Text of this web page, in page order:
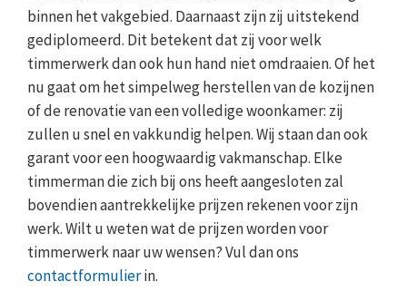
binnen het vakgebied. Daarnaast zijn zij uitstekend
gediplomeerd. Dit betekent dat zij voor welk
timmerwerk dan ook hun hand niet omdraaien. Of het
nu gaat om het simpelweg herstellen van de kozijnen
of de renovatie van een volledige woonkamer: zij
zullen u snel en vakkundig helpen. Wij staan dan ook
garant voor een hoogwaardig vakmanschap. Elke
timmerman die zich bij ons heeft aangesloten zal
bovendien aantrekkelijke prijzen rekenen voor zijn
werk. Wilt u weten wat de prijzen worden voor
timmerwerk naar uw wensen? Vul dan ons
contactformulierin.